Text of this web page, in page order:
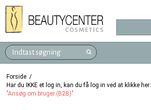
Forside /
Har du IKKE et log in, kan du få log in ved at klikke her:
"Ansøg om bruger (B2B)"